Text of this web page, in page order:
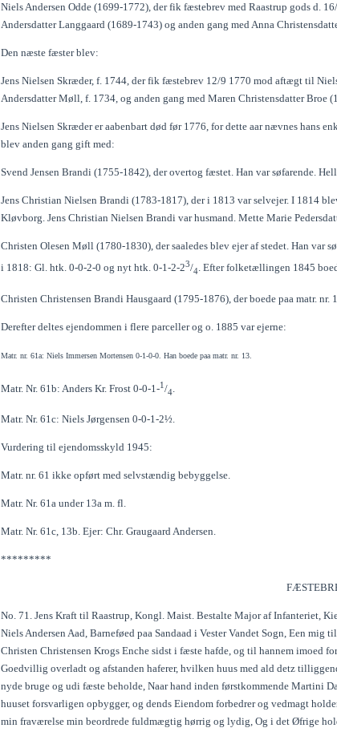
Niels Andersen Odde (1699-1772), der fik fæstebrev med Raastrup gods d.
Andersdatter Langgaard (1689-1743) og anden gang med Anna
Den næste fæster blev:
Jens Nielsen Skræder, f. 1744, der fik fæstebrev 12/9 1770 mod aftægt til
Andersdatter Møll, f. 1734, og anden gang med Maren Christensdatter Broe
Jens Nielsen Skræder er aabenbart død før 1776, for dette aar nævnes hans
blev anden gang gift med:
Svend Jensen Brandi (1755-1842), der overtog fæstet. Han var søfarende.
Jens Christian Nielsen Brandi (1783-1817), der i 1813 var selvejer. I 1814
Kløvborg. Jens Christian Nielsen Brandi var husmand. Mette Marie
Christen Olesen Møll (1780-1830), der saaledes blev ejer af stedet. Han var
i 1818: Gl. htk. 0-0-2-0 og nyt htk. 0-1-2-23/4. Efter folketællingen 1845
Christen Christensen Brandi Hausgaard (1795-1876), der boede paa matr. nr.
Derefter deltes ejendommen i flere parceller og o. 1885 var ejerne:
Matr. nr. 61a: Niels Immersen Mortensen 0-1-0-0. Han boede paa matr. nr. 13.
Matr. Nr. 61b: Anders Kr. Frost 0-0-1-1/4
Matr. Nr. 61c: Niels Jørgensen 0-0-1-2½.
Vurdering til ejendomsskyld 1945:
Matr. nr. 61 ikke opført med selvstændig bebyggelse.
Matr. Nr. 61a under 13a m. fl.
Matr. Nr. 61c, 13b. Ejer: Chr. Graugaard Andersen.
*********
No. 71. Jens Kraft til Raastrup, Kongl. Maist. Bestalte Major af Infanteriet,
Niels Andersen Aad, Barneføed paa Sandaad i Vester Vandet Sogn, Een
Christen Christensen Krogs Enche sidst i fæste hafde, og til hannem imoed
Goedvillig overladt og afstanden haferer, hvilken huus med ald detz
nyde bruge og udi fæste beholde, Naar hand inden førstkommende Martini
huuset forsvarligen opbygger, og dends Eiendom forbedrer og vedmagt
min fraværelse min beordrede fuldmægtig hørrig og lydig, Og i det Øfrige